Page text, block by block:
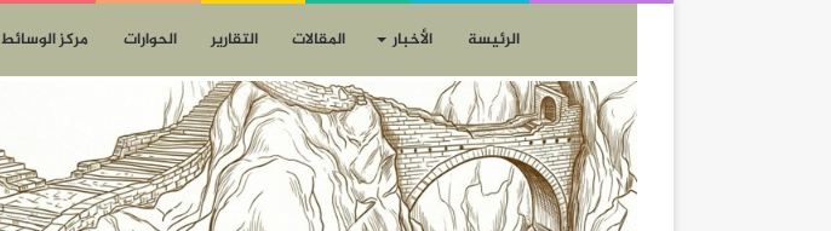
الرئيسة الأخبار المقالات التقارير الحوارات مركز الوسائط